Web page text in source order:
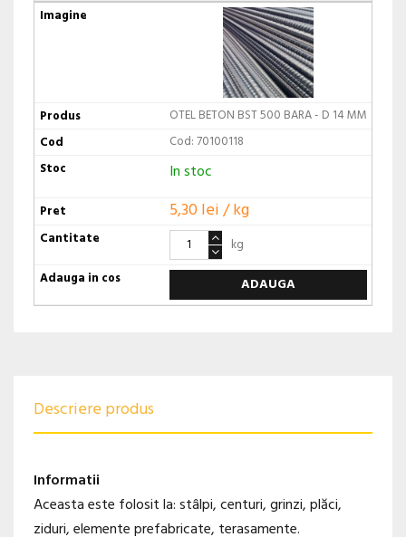
OTEL BETON BST 500 BARA - D 14 MM
Cod: 70100118
In stoc
5,30 lei / kg
kg
ADAUGA
Descriere produs
Informatii
Aceasta este folosit la: stâlpi, centuri, grinzi, plăci,
ziduri, elemente prefabricate, terasamente.